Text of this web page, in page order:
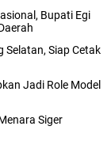
Bupati Egi
Selatan, Siap Cetak
Jadi Role Model
Siger